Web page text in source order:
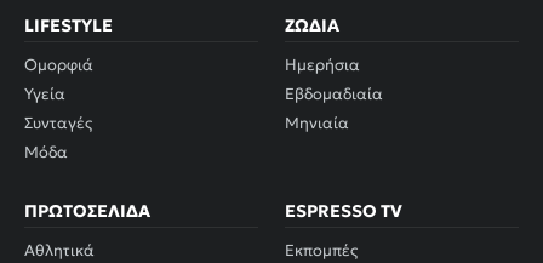
LIFESTYLE
Ομορφιά
Υγεία
Συνταγές
Μόδα
ΖΏΔΙΑ
Ημερήσια
Εβδομαδιαία
Μηνιαία
ΠΡΩΤΟΣΈΛΙΔΑ
Αθλητικά
ESPRESSO TV
Εκπομπές